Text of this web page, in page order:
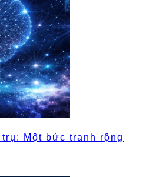
Một bức tranh rộng